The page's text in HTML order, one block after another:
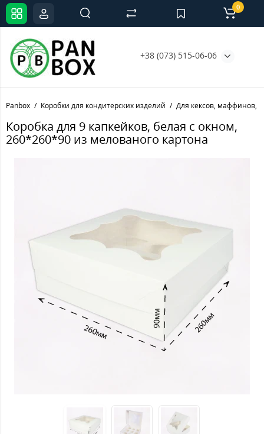
+38 (073) 515-06-06
0
Panbox Коробки для кондитерских изделий Для кексов, маффинов,
Коробка для 9 капкейков, белая с окном,
260*260*90 из мелованого картона